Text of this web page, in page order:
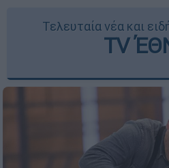
Τελευταία νέα και
ΤV